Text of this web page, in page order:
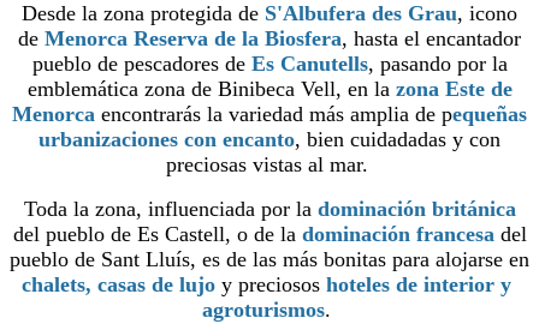
Desde la zona protegida de S'Albufera des Grau, icono
de Menorca Reserva de la Biosfera, hasta el encantador
pueblo de pescadores de Es Canutells, pasando por la
emblemática zona de Binibeca Vell, en la zona Este de
Menorca encontrarás la variedad más amplia de pequeñas
urbanizaciones con encanto, bien cuidadadas y con
preciosas vistas al mar.
Toda la zona, influenciada por la dominación británica
del pueblo de Es Castell, o de la dominación francesa del
pueblo de Sant Lluís, es de las más bonitas para alojarse en
chalets, casas de lujo y preciosos hoteles de interior y
agroturismos.